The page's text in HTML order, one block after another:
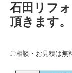
石田リフ
頂きます。
ご相談・お見積は無